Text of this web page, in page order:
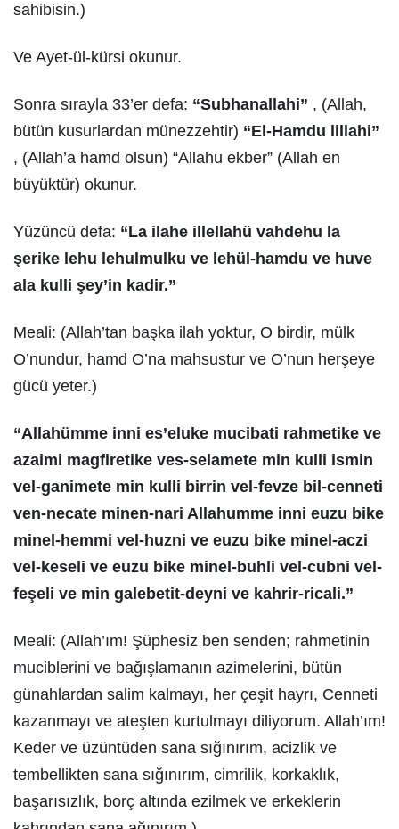
sahibisin.)
Ve Ayet-ül-kürsi okunur.
Sonra sırayla 33’er defa: “Subhanallahi” , (Allah,
bütün kusurlardan münezzehtir) “El-Hamdu lillahi”
, (Allah’a hamd olsun) “Allahu ekber” (Allah en
büyüktür) okunur.
Yüzüncü defa: “La ilahe illellahü vahdehu la
şerike lehu lehulmulku ve lehül-hamdu ve huve
ala kulli şey’in kadir.”
Meali: (Allah’tan başka ilah yoktur, O birdir, mülk
O’nundur, hamd O’na mahsustur ve O’nun herşeye
gücü yeter.)
“Allahümme inni es’eluke mucibati rahmetike ve
azaimi magfiretike ves-selamete min kulli ismin
vel-ganimete min kulli birrin vel-fevze bil-cenneti
ven-necate minen-nari Allahumme inni euzu bike
minel-hemmi vel-huzni ve euzu bike minel-aczi
vel-keseli ve euzu bike minel-buhli vel-cubni vel-
feşeli ve min galebetit-deyni ve kahrir-ricali.”
Meali: (Allah’ım! Şüphesiz ben senden; rahmetinin
muciblerini ve bağışlamanın azimelerini, bütün
günahlardan salim kalmayı, her çeşit hayrı, Cenneti
kazanmayı ve ateşten kurtulmayı diliyorum. Allah’ım!
Keder ve üzüntüden sana sığınırım, acizlik ve
tembellikten sana sığınırım, cimrilik, korkaklık,
başarısızlık, borç altında ezilmek ve erkeklerin